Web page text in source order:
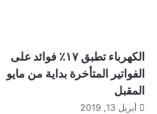
الكهرباء تطبق ١٧٪ فوائد على
الفواتير المتأخرة بداية من مايو
المقبل
أبريل 13, 2019